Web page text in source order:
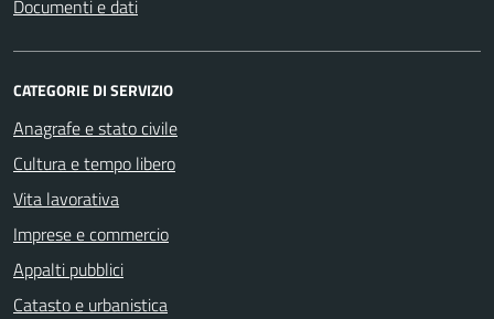
Documenti e dati
CATEGORIE DI SERVIZIO
Anagrafe e stato civile
Cultura e tempo libero
Vita lavorativa
Imprese e commercio
Appalti pubblici
Catasto e urbanistica